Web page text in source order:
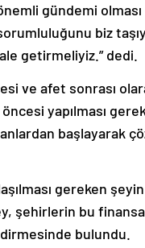
gündemi
biz
getirmeliyiz.” dedi.
ve afet sonrası
yapılması
başlayarak
gereken
şehirlerin bu finansa
bulundu.